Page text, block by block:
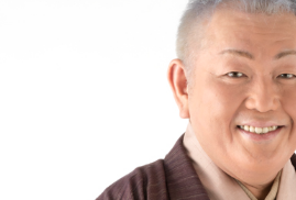
■番組ハッシュタグ：#中島健人ANN
は主題歌と劇中歌を担当し、今年4
ラマ版「惡の華」では、たかはしほ
そして、今秋には初のアジアツアー
遠山：僕は「惡の華」が好きで、（
演の）あのちゃんと鈴木福くんがめ
たですけど、そういうドラマの音楽